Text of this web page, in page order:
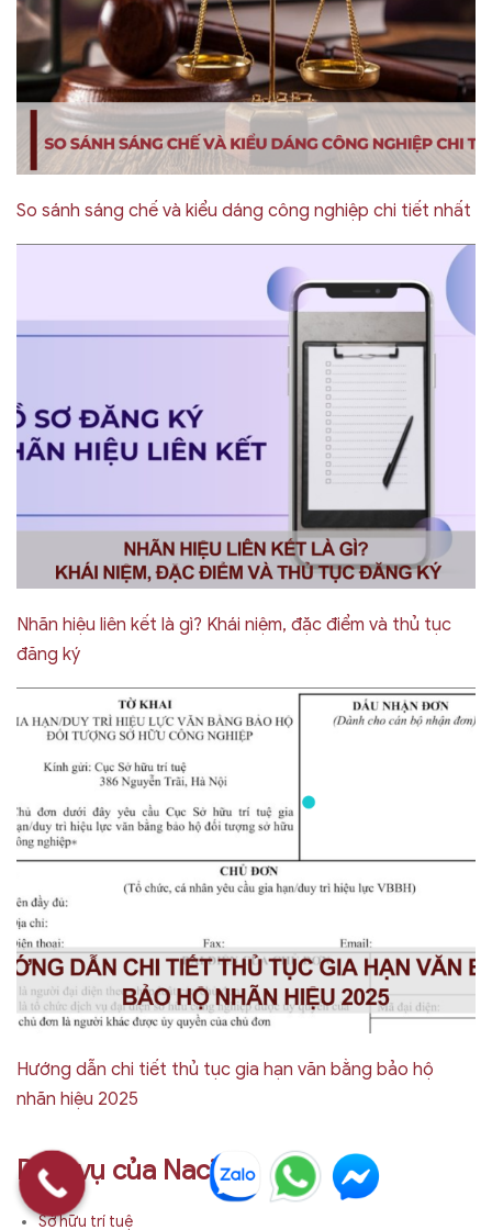
So sánh sáng chế và kiểu dáng công nghiệp chi tiết nhất
Nhãn hiệu liên kết là gì? Khái niệm, đặc điểm và thủ tục
đăng ký
Hướng dẫn chi tiết thủ tục gia hạn văn bằng bảo hộ
nhãn hiệu 2025
Dịch vụ của Nacilaw
Sở hữu trí tuệ